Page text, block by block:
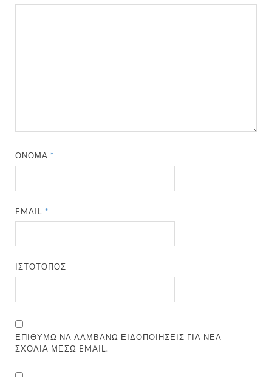
ΌΝΟΜΑ*
EMAIL*
ΙΣΤΌΤΟΠΟΣ
ΕΠΙΘΥΜΏ ΝΑ ΛΑΜΒΆΝΩ ΕΙΔΟΠΟΙΉΣΕΙΣ ΓΙΑ ΝΈΑ
ΣΧΌΛΙΑ ΜΈΣΩ EMAIL.